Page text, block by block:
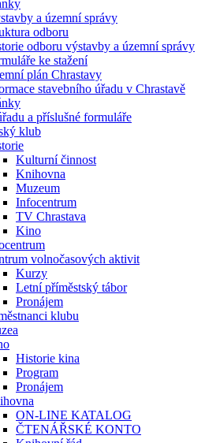
a územní správy
odboru
odboru výstavby a územní správy
ke stažení
plán Chrastavy
stavebního úřadu v Chrastavě
a příslušné formuláře
klub
Kulturní činnost
Knihovna
Muzeum
Infocentrum
TV Chrastava
Kino
volnočasových aktivit
Kurzy
Letní příměstský tábor
Pronájem
klubu
Historie kina
Program
Pronájem
ON-LINE KATALOG
ČTENÁŘSKÉ KONTO